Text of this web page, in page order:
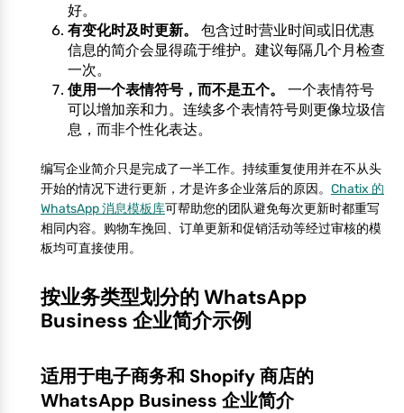
好。
有变化时及时更新。
包含过时营业时间或旧优惠
信息的简介会显得疏于维护。建议每隔几个月检查
一次。
使用一个表情符号，而不是五个。
一个表情符号
可以增加亲和力。连续多个表情符号则更像垃圾信
息，而非个性化表达。
编写企业简介只是完成了一半工作。持续重复使用并在不从头
开始的情况下进行更新，才是许多企业落后的原因。 Chatix 的
WhatsApp 消息模板库可帮助您的团队避免每次更新时都重写
相同内容。购物车挽回、订单更新和促销活动等经过审核的模
板均可直接使用。
按业务类型划分的 WhatsApp
Business 企业简介示例
适用于电子商务和 Shopify 商店的
WhatsApp Business 企业简介